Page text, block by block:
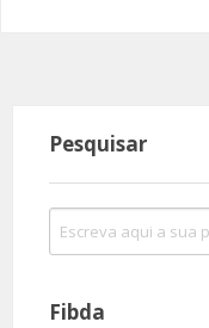
Pesquisar
Fibda